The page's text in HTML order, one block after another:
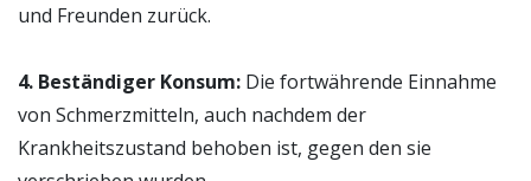
und Freunden zurück.
4. Beständiger Konsum: Die fortwährende Einnahme
von Schmerzmitteln, auch nachdem der
Krankheitszustand behoben ist, gegen den sie